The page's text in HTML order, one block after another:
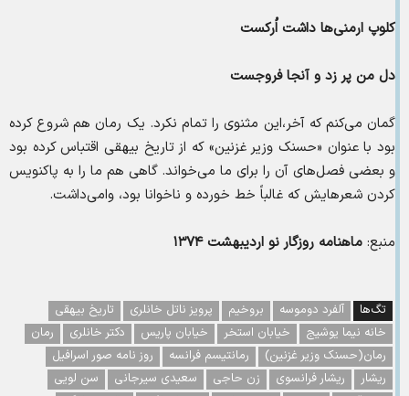
کلوپ ارمنی‌ها داشت اُرکست
دل من پر زد و آنجا فروجست
گمان می‌کنم که آخر،این مثنوی را تمام نکرد. یک رمان هم شروع کرده
بود با عنوان «حسنک وزیر غزنین» که از تاریخ بیهقی اقتباس کرده بود
و بعضی فصل‌های آن را برای ما می‌خواند. گاهی هم ما را به پاکنویس
کردن شعرهایش که غالباً خط خورده و ناخوانا بود، وامی‌داشت.
منبع: ماهنامه روزگار نو اردیبهشت ۱۳۷۴
تگ‌ها آلفرد دوموسه بروخیم پرویز ناتل خانلری
تاریخ بیهقی
خانه نیما یوشیج
خیابان استخر خیابان پاریس دکتر خانلری
رمان
رمان(حسنک وزیر غزنین)
رمانتیسم فرانسه
روز نامه صور اسرافیل
ریشار
ریشار فرانسوی زن حاجی سعیدی سیرجانی
سن لویی